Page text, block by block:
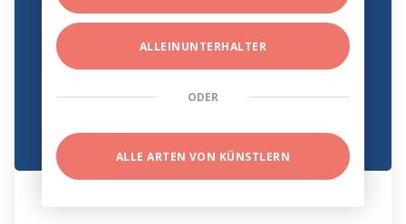
ALLEINUNTERHALTER
ODER
ALLE ARTEN VON KÜNSTLERN